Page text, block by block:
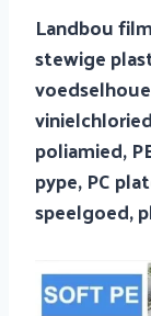
Landbou
stewige
poliamied,
pype, PC
speelgoed,